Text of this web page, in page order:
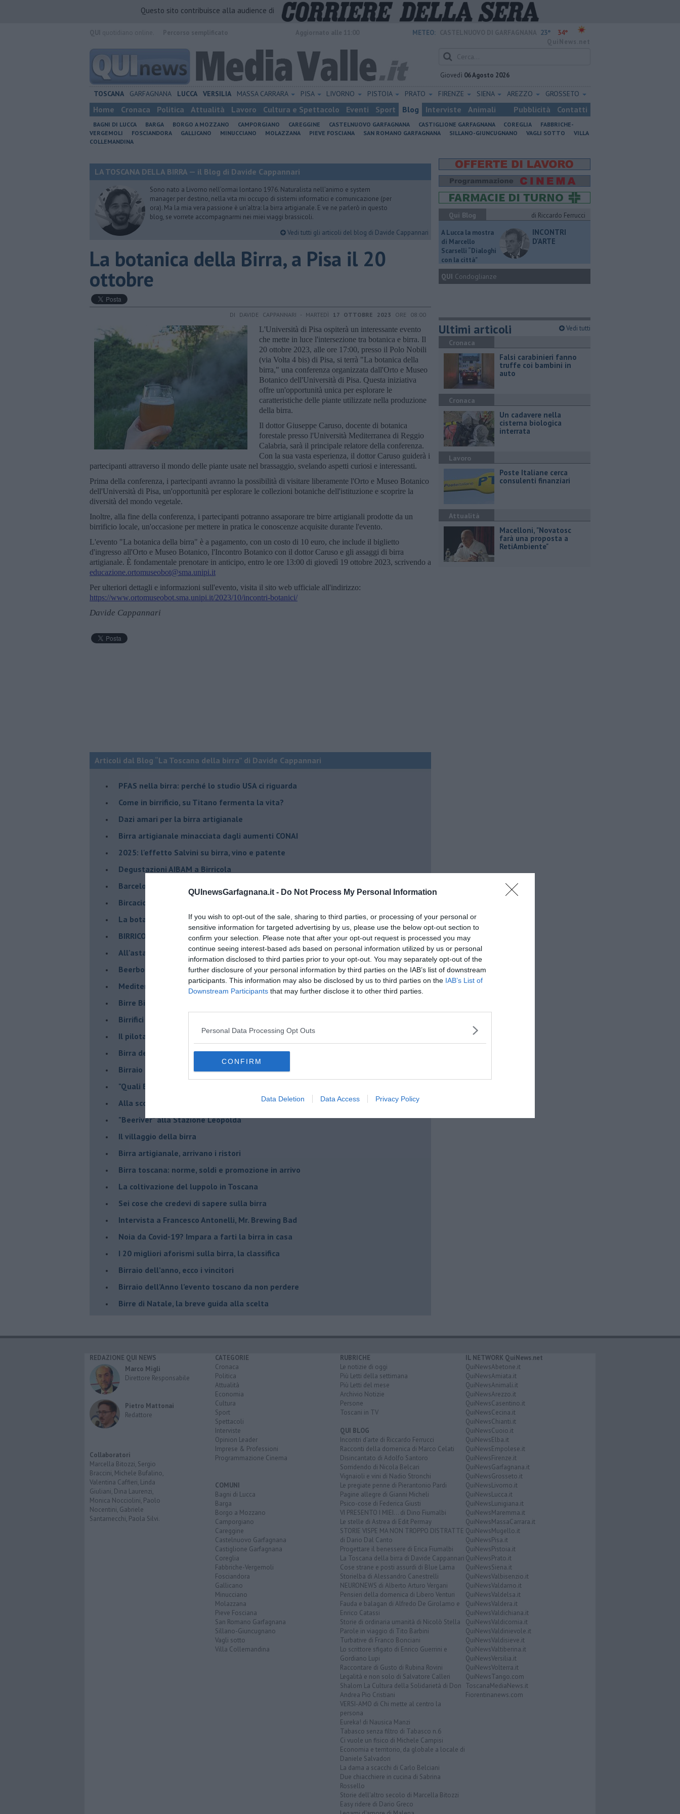
QUInewsGarfagnana.it - Do Not Process My Personal Information
If you wish to opt-out of the sale, sharing to third parties, or processing of your personal or
sensitive information for targeted advertising by us, please use the below opt-out section to
confirm your selection. Please note that after your opt-out request is processed you may
continue seeing interest-based ads based on personal information utilized by us or personal
information disclosed to third parties prior to your opt-out. You may separately opt-out of the
further disclosure of your personal information by third parties on the IAB’s list of downstream
participants. This information may also be disclosed by us to third parties on the IAB’s List of
Downstream Participants that may further disclose it to other third parties.
Personal Data Processing Opt Outs
CONFIRM
Data Deletion Data Access Privacy Policy
Questo sito contribuisce alla audience di
METEO: 23° 34°
Giovedì 06 Agosto 2026
TOSCANA GARFAGNANA LUCCA VERSILIA MASSA CARRARA PISA LIVORNO PISTOIA PRATO FIRENZE SIENA AREZZO GROSSETO
Home Cronaca Politica Attualità Lavoro Cultura e Spettacolo Eventi Sport Blog Interviste Animali Pubblicità Contatti
BAGNI DI LUCCA BARGA BORGO A MOZZANO CAMPORGIANO CAREGGINE CASTELNUOVO GARFAGNANA CASTIGLIONE GARFAGNANA COREGLIA
FABBRICHE-
VERGEMOLI
FOSCIANDORA GALLICANO MINUCCIANO MOLAZZANA PIEVE FOSCIANA SAN ROMANO GARFAGNANA SILLANO-GIUNCUGNANO VAGLI SOTTO
VILLA
COLLEMANDINA
LA TOSCANA DELLA BIRRA — il Blog di Davide Cappannari
Sono nato a Livorno nell’ormai lontano 1976. Naturalista nell’animo e system
manager per destino, nella vita mi occupo di sistemi informatici e comunicazione (per
ora). Ma la mia vera passione è un’altra: la birra artigianale. E ve ne parlerò in questo
blog, se vorrete accompagnarmi nei miei viaggi brassicoli.
Vedi tutti gli articoli del blog di Davide Cappannari
​La botanica della Birra, a Pisa il 20
ottobre
DI DAVIDE CAPPANNARI - MARTEDÌ 17 OTTOBRE 2023 ORE 08:00
L'Università di Pisa ospiterà un interessante evento
che mette in luce l'intersezione tra botanica e birra. Il
20 ottobre 2023, alle ore 17:00, presso il Polo Nobili
(via Volta 4 bis) di Pisa, si terrà "La botanica della
birra," una conferenza organizzata dall'Orto e Museo
Botanico dell'Università di Pisa. Questa iniziativa
offre un'opportunità unica per esplorare le
caratteristiche delle piante utilizzate nella produzione
della birra.
Il dottor Giuseppe Caruso, docente di botanica
forestale presso l'Università Mediterranea di Reggio
Calabria, sarà il principale relatore della conferenza.
Con la sua vasta esperienza, il dottor Caruso guiderà i
partecipanti attraverso il mondo delle piante usate nel brassaggio, svelando aspetti curiosi e interessanti.
Prima della conferenza, i partecipanti avranno la possibilità di visitare liberamente l'Orto e Museo Botanico
dell'Università di Pisa, un'opportunità per esplorare le collezioni botaniche dell'istituzione e scoprire la
diversità del mondo vegetale.
Inoltre, alla fine della conferenza, i partecipanti potranno assaporare tre birre artigianali prodotte da un
birrificio locale, un'occasione per mettere in pratica le conoscenze acquisite durante l'evento.
L'evento "La botanica della birra" è a pagamento, con un costo di 10 euro, che include il biglietto
d'ingresso all'Orto e Museo Botanico, l'Incontro Botanico con il dottor Caruso e gli assaggi di birra
artigianale. È fondamentale prenotare in anticipo, entro le ore 13:00 di giovedì 19 ottobre 2023, scrivendo a
educazione.ortomuseobot@sma.unipi.it
Per ulteriori dettagli e informazioni sull'evento, visita il sito web ufficiale all'indirizzo:
https://www.ortomuseobot.sma.unipi.it/2023/10/incontri-botanici/
Davide Cappannari
Articoli dal Blog “La Toscana della birra” di Davide Cappannari
​PFAS nella birra: perché lo studio USA ci riguarda
​Come in birrificio, su Titano fermenta la vita?
Dazi amari per la birra artigianale
​Birra artigianale minacciata dagli aumenti CONAI
​2025: l'effetto Salvini su birra, vino e patente
​Degustazioni AIBAM a Birricola
​Barcelona Beer Challenger: i vincitori in Toscana
Bircacio, dagli scarti della birra al pecorino
​La botanica della Birra, a Pisa il 20 ottobre
BIRRICOLA il festival della birra toscana
​All'asta la casa dello storico birrificio J63
Beerbone, la birra nata in laboratorio che fa bene alla salute
Mediterranea Oktoberfest, la festa della Birra di Mare
​Birre Bio e Gluten free: ecco le vincenti toscane
​Birrifici in subbuglio:Mr.Malt passa di proprietà
​Il pilota pacifista polacco che ama la birra
​Birra dell’Anno 2022, i vincitori toscani
Birraio dell’Anno 2021, vince Recchiuti di Opperbacco
"Quali Birre" intervista a Fabrizio Di Rado
​Alla scoperta del luppolo toscano
"Beeriver" alla Stazione Leopolda
Il villaggio della birra
Birra artigianale, arrivano i ristori
Birra toscana: norme, soldi e promozione in arrivo
La coltivazione del luppolo in Toscana
Sei cose che credevi di sapere sulla birra
Intervista a Francesco Antonelli, Mr. Brewing Bad
Noia da Covid-19? Impara a farti la birra in casa
I 20 migliori aforismi sulla birra, la classifica
​Birraio dell’anno, ecco i vincitori
​Birraio dell’Anno l’evento toscano da non perdere
Birre di Natale, la breve guida alla scelta
Qui Blog
di Riccardo Ferrucci
A Lucca la mostra
di Marcello
Scarselli “Dialoghi
con la città"
INCONTRI
D'ARTE
QUI Condoglianze
Ultimi articoli Vedi tutti
Cronaca
Falsi carabinieri fanno
truffe coi bambini in
auto
Cronaca
Un cadavere nella
cisterna biologica
interrata
Lavoro
Poste Italiane cerca
consulenti finanziari
Attualità
Macelloni, "Novatosc
farà una proposta a
RetiAmbiente"
REDAZIONE QUI NEWS
Marco Migli
Direttore Responsabile
Pietro Mattonai
Redattore
Collaboratori
Marcella Bitozzi, Sergio
Braccini, Michele Bufalino,
Valentina Caffieri, Linda
Giuliani, Dina Laurenzi,
Monica Nocciolini, Paolo
Nocentini, Gabriele
Santarnecchi, Paola Silvi.
CATEGORIE
Cronaca
Politica
Attualità
Economia
Cultura
Sport
Spettacoli
Interviste
Opinion Leader
Imprese & Professioni
Programmazione Cinema
COMUNI
Bagni di Lucca
Barga
Borgo a Mozzano
Camporgiano
Careggine
Castelnuovo Garfagnana
Castiglione Garfagnana
Coreglia
Fabbriche-Vergemoli
Fosciandora
Gallicano
Minucciano
Molazzana
Pieve Fosciana
San Romano Garfagnana
Sillano-Giuncugnano
Vagli sotto
Villa Collemandina
RUBRICHE
Le notizie di oggi
Più Letti della settimana
Più Letti del mese
Archivio Notizie
Persone
Toscani in TV
QUI BLOG
Incontri d'arte di Riccardo Ferrucci
Racconti della domenica di Marco Celati
Disincantato di Adolfo Santoro
Sorridendo di Nicola Belcari
Vignaioli e vini di Nadio Stronchi
Le pregiate penne di Pierantonio Pardi
Pagine allegre di Gianni Micheli
Psico-cose di Federica Giusti
VI PRESENTO I MIEI... di Dino Fiumalbi
Le stelle di Astrea di Edit Permay
STORIE VISPE MA NON TROPPO DISTRATTE
di Dario Dal Canto
Progettare il benessere di Erica Fiumalbi
La Toscana della birra di Davide Cappannari
Cose strane e posti assurdi di Blue Lama
Storielba di Alessandro Canestrelli
NEURONEWS di Alberto Arturo Vergani
Pensieri della domenica di Libero Venturi
Fauda e balagan di Alfredo De Girolamo e
Enrico Catassi
Storie di ordinaria umanità di Nicolò Stella
Parole in viaggio di Tito Barbini
Turbative di Franco Bonciani
Lo scrittore sfigato di Enrico Guerrini e
Gordiano Lupi
Raccontare di Gusto di Rubina Rovini
Legalità e non solo di Salvatore Calleri
Shalom La Cultura della Solidarietà di Don
Andrea Pio Cristiani
VERSI-AMO di Chi mette al centro la
persona
Eureka! di Nausica Manzi
Tabasco senza filtro di Tabasco n.6
Ci vuole un fisico di Michele Campisi
Economia e territorio, da globale a locale di
Daniele Salvadori
La dama a scacchi di Carlo Belciani
Due chiacchiere in cucina di Sabrina
Rossello
Storie dell'altro secolo di Marcella Bitozzi
Easy ridere di Dario Greco
IL NETWORK QuiNews.net
QuiNewsAbetone.it
QuiNewsAmiata.it
QuiNewsAnimali.it
QuiNewsArezzo.it
QuiNewsCasentino.it
QuiNewsCecina.it
QuiNewsChianti.it
QuiNewsCuoio.it
QuiNewsElba.it
QuiNewsEmpolese.it
QuiNewsFirenze.it
QuiNewsGarfagnana.it
QuiNewsGrosseto.it
QuiNewsLivorno.it
QuiNewsLucca.it
QuiNewsLunigiana.it
QuiNewsMaremma.it
QuiNewsMassaCarrara.it
QuiNewsMugello.it
QuiNewsPisa.it
QuiNewsPistoia.it
QuiNewsPrato.it
QuiNewsSiena.it
QuiNewsValbisenzio.it
QuiNewsValdarno.it
QuiNewsValdelsa.it
QuiNewsValdera.it
QuiNewsValdichiana.it
QuiNewsValdicornia.it
QuiNewsValdinievole.it
QuiNewsValdisieve.it
QuiNewsValtiberina.it
QuiNewsVersilia.it
QuiNewsVolterra.it
QuiNewsTango.com
ToscanaMediaNews.it
Fiorentinanews.com